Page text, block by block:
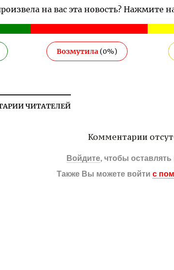
на вас эта новость? Нажмите
Возмутила (0%)
ЧИТАТЕЛЕЙ
Комментарии
Войдите, чтобы
Также Вы можете войти с